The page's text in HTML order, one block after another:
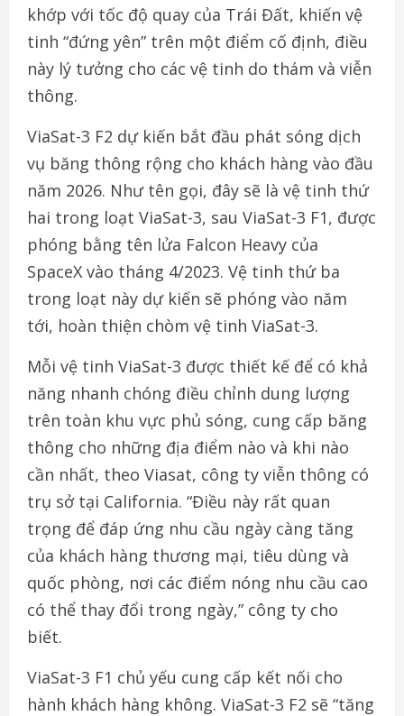
khớp với tốc độ quay của Trái Đất, khiến vệ
tinh “đứng yên” trên một điểm cố định, điều
này lý tưởng cho các vệ tinh do thám và viễn
thông.
ViaSat-3 F2 dự kiến bắt đầu phát sóng dịch
vụ băng thông rộng cho khách hàng vào đầu
năm 2026. Như tên gọi, đây sẽ là vệ tinh thứ
hai trong loạt ViaSat-3, sau ViaSat-3 F1, được
phóng bằng tên lửa Falcon Heavy của
SpaceX vào tháng 4/2023. Vệ tinh thứ ba
trong loạt này dự kiến sẽ phóng vào năm
tới, hoàn thiện chòm vệ tinh ViaSat-3.
Mỗi vệ tinh ViaSat-3 được thiết kế để có khả
năng nhanh chóng điều chỉnh dung lượng
trên toàn khu vực phủ sóng, cung cấp băng
thông cho những địa điểm nào và khi nào
cần nhất, theo Viasat, công ty viễn thông có
trụ sở tại California. “Điều này rất quan
trọng để đáp ứng nhu cầu ngày càng tăng
của khách hàng thương mại, tiêu dùng và
quốc phòng, nơi các điểm nóng nhu cầu cao
có thể thay đổi trong ngày,” công ty cho
biết.
ViaSat-3 F1 chủ yếu cung cấp kết nối cho
hành khách hàng không. ViaSat-3 F2 sẽ “tăng